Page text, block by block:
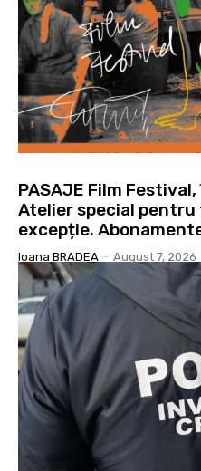
PASAJE Film
Atelier special
excepție.
Ioana BRADEA - August 7, 2026